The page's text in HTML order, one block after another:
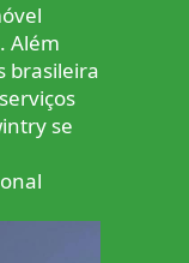
Além
brasileira
se